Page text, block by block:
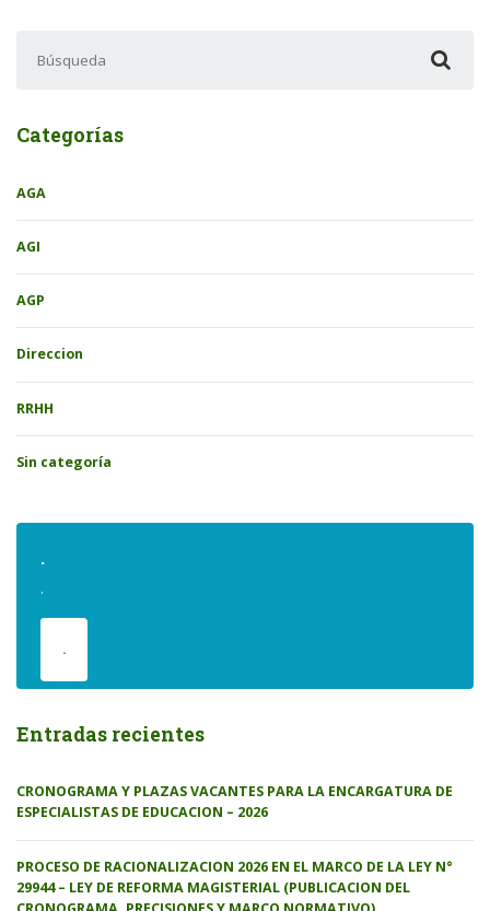
Categorías
AGA
AGI
AGP
Direccion
RRHH
Sin categoría
.
.
.
Entradas recientes
CRONOGRAMA Y PLAZAS VACANTES PARA LA ENCARGATURA DE
ESPECIALISTAS DE EDUCACION – 2026
PROCESO DE RACIONALIZACION 2026 EN EL MARCO DE LA LEY N°
29944 – LEY DE REFORMA MAGISTERIAL (PUBLICACION DEL